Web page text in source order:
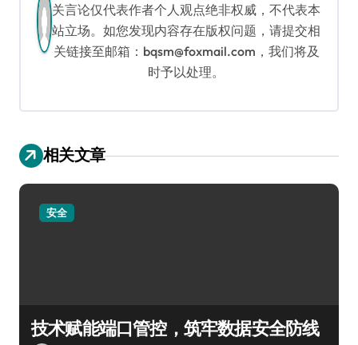
关言论仅代表作者个人观点绝非权威，不代表本
站立场。如您发现内容存在版权问题，请提交相
关链接至邮箱：bqsm@foxmail.com，我们将及
时予以处理。
相关文章
安全
技术赋能端口管控，筑牢数据安全防线